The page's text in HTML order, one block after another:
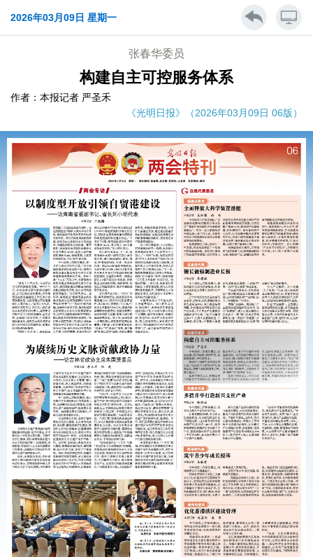
2026年03月09日 星期一
张春华委员
构建自主可控服务体系
作者：本报记者 严圣禾
《光明日报》（2026年03月09日 06版）